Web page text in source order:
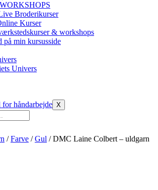
Broderikurser
Kurser
& workshops
på min kursusside
Univers
X
/Farve /Gul / DMC Laine Colbert – uldgarn